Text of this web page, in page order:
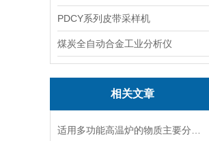
PDCY系列皮带采样机
煤炭全自动合金工业分析仪
相关文章